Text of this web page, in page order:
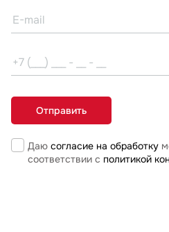
Даю согласие на обработку
соответствии с политикой